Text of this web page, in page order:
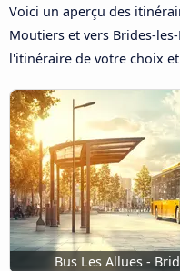
Voici un aperçu des
Moutiers et vers Brides-
l'itinéraire de votre choix
Bus Les Allues -